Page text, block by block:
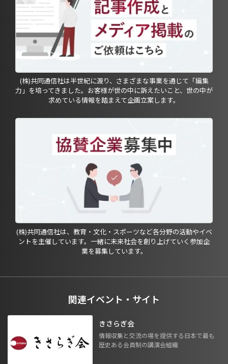
(株)共同通信社は半世紀に渡り、さまざまな事業を通じて「編集
力」を培ってきました。お客様が世の中に訴えたいこと、世の中が
求めている情報を踏まえて企画立案します。
(株)共同通信社は、教育・文化・スポーツなど各分野の活動やイベ
ントを主催しています。一緒に未来社会を創り上げていく参加企
業を募集しています。
関連イベント・サイト
きさらぎ会
情報収集と交流の場を提供する日本で最も
歴史ある会員制の講演会組織